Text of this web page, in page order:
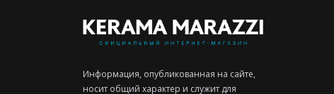
Информация, опубликованная на сайте,
носит общий характер и служит для